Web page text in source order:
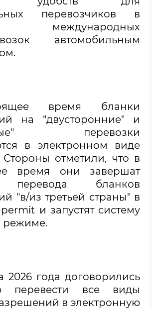
перевозчиков в
международных
автомобильным
время бланки
на "двусторонние" и
перевозки
в электронном виде
Стороны отметили, что в
время они завершат
перевода бланков
"в/из третьей страны" в
и запустят систему
режиме.
2026 года договорились
перевести все виды
в электронную